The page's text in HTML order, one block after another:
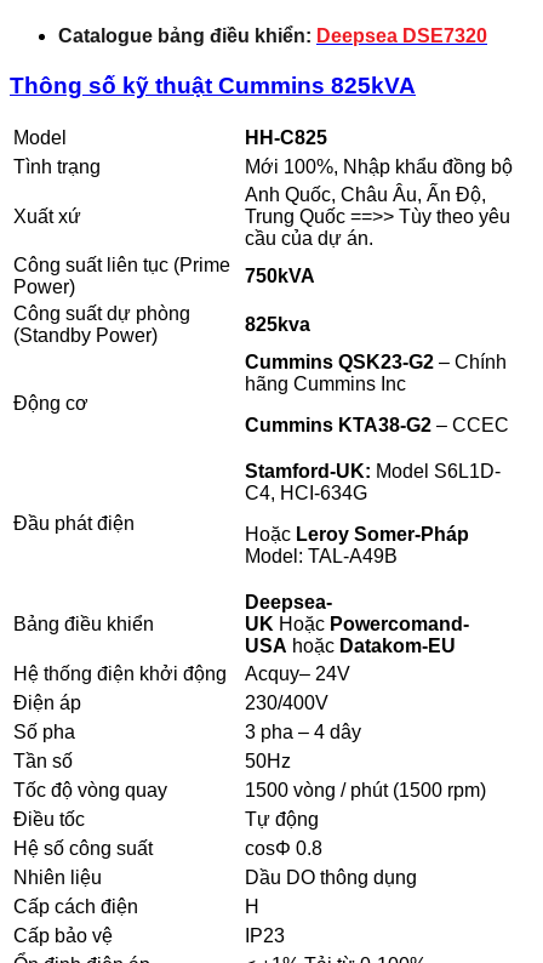
Catalogue bảng điều khiển: Deepsea DSE7320
Thông số kỹ thuật Cummins 825kVA
Model
HH-C825
Tình trạng
Mới 100%, Nhập khẩu đồng bộ
Xuất xứ
Anh Quốc, Châu Âu, Ấn Độ,
Trung Quốc ==>> Tùy theo yêu
cầu của dự án.
Công suất liên tục (Prime
Power)
750kVA
Công suất dự phòng
(Standby Power)
825kva
Động cơ
Cummins QSK23-G2 – Chính
hãng Cummins Inc
Cummins KTA38-G2 – CCEC
Đầu phát điện
Stamford-UK: Model S6L1D-
C4, HCI-634G
Hoặc Leroy Somer-Pháp
Model: TAL-A49B
Bảng điều khiển
Deepsea-
UK Hoặc Powercomand-
USA hoặc Datakom-EU
Hệ thống điện khởi động
Acquy– 24V
Điện áp
230/400V
Số pha
3 pha – 4 dây
Tần số
50Hz
Tốc độ vòng quay
1500 vòng / phút (1500 rpm)
Điều tốc
Tự động
Hệ số công suất
cosΦ 0.8
Nhiên liệu
Dầu DO thông dụng
Cấp cách điện
H
Cấp bảo vệ
IP23